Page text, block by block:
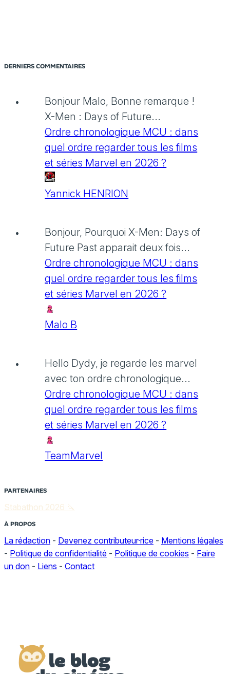
DERNIERS COMMENTAIRES
Bonjour Malo, Bonne remarque !
X-Men : Days of Future...
Ordre chronologique MCU : dans
quel ordre regarder tous les films
et séries Marvel en 2026 ?
Yannick HENRION
Bonjour, Pourquoi X-Men: Days of
Future Past apparait deux fois...
Ordre chronologique MCU : dans
quel ordre regarder tous les films
et séries Marvel en 2026 ?
Malo B
Hello Dydy, je regarde les marvel
avec ton ordre chronologique...
Ordre chronologique MCU : dans
quel ordre regarder tous les films
et séries Marvel en 2026 ?
TeamMarvel
PARTENAIRES
Stabathon 2026 🔪
À PROPOS
La rédaction - Devenez contributeur·rice - Mentions légales
- Politique de confidentialité - Politique de cookies - Faire
un don - Liens - Contact